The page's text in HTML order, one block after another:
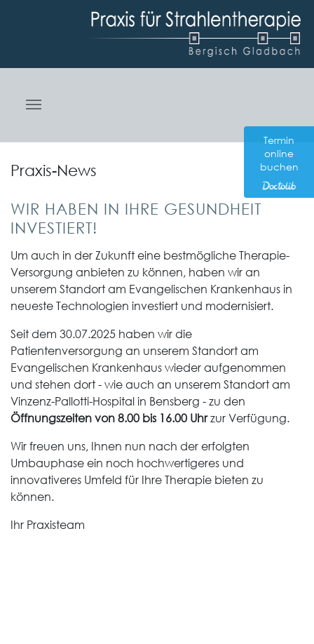
Praxis-News
WIR HABEN IN IHRE GESUNDHEIT
INVESTIERT!
Um auch in der Zukunft eine bestmögliche Therapie-
Versorgung anbieten zu können, haben wir an
unserem Standort am Evangelischen Krankenhaus in
neueste Technologien investiert und modernisiert.
Seit dem 30.07.2025 haben wir die
Patientenversorgung an unserem Standort am
Evangelischen Krankenhaus wieder aufgenommen
und stehen dort - wie auch an unserem Standort am
Vinzenz-Pallotti-Hospital in Bensberg - zu den
Öffnungszeiten von 8.00 bis 16.00 Uhrzur Verfügung.
Wir freuen uns, Ihnen nun nach der erfolgten
Umbauphase ein noch hochwertigeres und
innovativeres Umfeld für Ihre Therapie bieten zu
können.
Ihr Praxisteam
Termin
online
buchen